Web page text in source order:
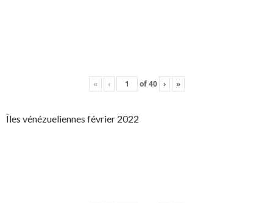
« ‹ of40 › »
Îles vénézueliennes février 2022